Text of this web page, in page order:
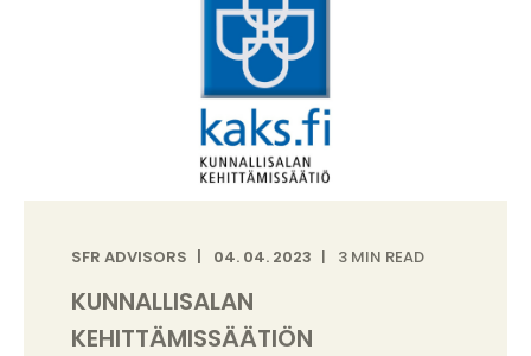
SFR ADVISORS 04. 04. 2023 3 MIN READ
KUNNALLISALAN
KEHITTÄMISSÄÄTIÖN